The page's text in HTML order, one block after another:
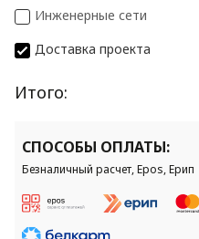
Инженерные сети
Доставка проекта
Итого:
СПОСОБЫ ОПЛАТЫ:
Безналичный расчет, Epos, Ерип